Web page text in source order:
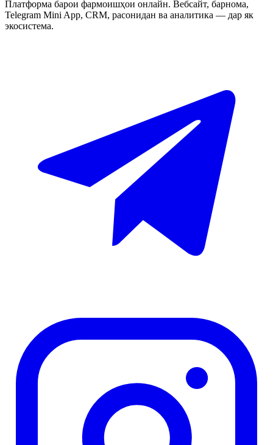
Платформа барои фармоишҳои онлайн. Вебсайт, барнома,
Telegram Mini App, CRM, расонидан ва аналитика — дар як
экосистема.